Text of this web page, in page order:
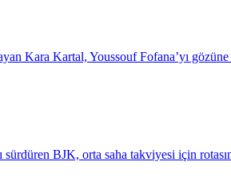
Kara Kartal, Youssouf Fofana’yı
sürdüren BJK, orta saha takviyesi için